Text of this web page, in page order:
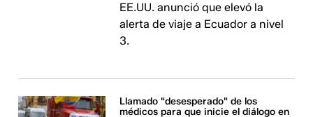
EE.UU. anunció que elevó la
alerta de viaje a Ecuador a nivel
3.
Llamado "desesperado" de los
médicos para que inicie el diálogo en